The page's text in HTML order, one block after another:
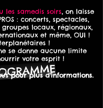
les samedis soirs, on laisse
: concerts, spectacles,
locaux, régionaux,
et même, OUI !
!
se donne aucune limite
votre esprit !
pour plus d'informations.